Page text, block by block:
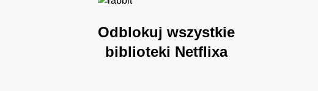
Odblokuj wszystkie
biblioteki Netflixa